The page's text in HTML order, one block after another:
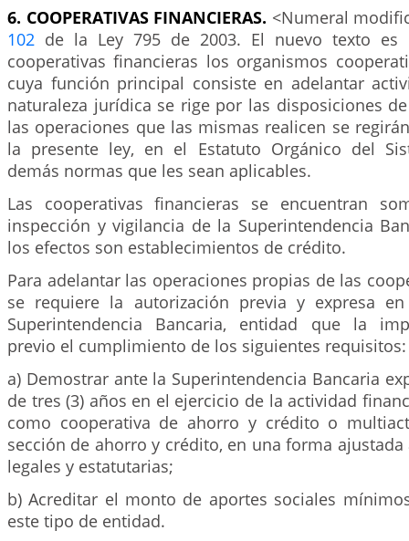
6. COOPERATIVAS FINANCIERAS. <Numeral
102 de la Ley 795 de 2003. El nuevo texto es
cooperativas financieras los organismos
cuya función principal consiste en adelantar
naturaleza jurídica se rige por las disposiciones
las operaciones que las mismas realicen se
la presente ley, en el Estatuto Orgánico del
demás normas que les sean aplicables.
Las cooperativas financieras se encuentran
inspección y vigilancia de la Superintendencia
los efectos son establecimientos de crédito.
Para adelantar las operaciones propias de las
se requiere la autorización previa y expresa
Superintendencia Bancaria, entidad que la
previo el cumplimiento de los siguientes requisitos:
a) Demostrar ante la Superintendencia Bancaria
de tres (3) años en el ejercicio de la actividad
como cooperativa de ahorro y crédito o
sección de ahorro y crédito, en una forma
legales y estatutarias;
b) Acreditar el monto de aportes sociales
este tipo de entidad.